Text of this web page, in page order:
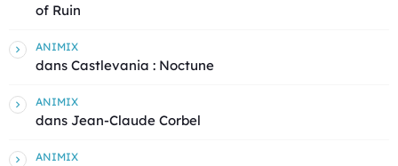
of Ruin
ANIMIX
dans Castlevania : Noctune
ANIMIX
dans Jean-Claude Corbel
ANIMIX